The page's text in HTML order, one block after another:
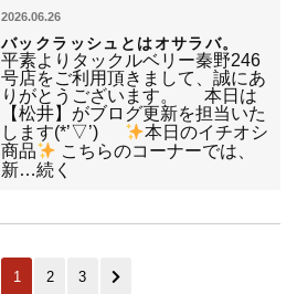
2026.06.26
バックラッシュとはオサラバ。
平素よりタックルベリー秦野246
号店をご利用頂きまして、誠にあ
りがとうございます。 本日は
【松井】がブログ更新を担当いた
します(*’▽’)
本日のイチオシ
商品
こちらのコーナーでは、
新…続く
1 2 3